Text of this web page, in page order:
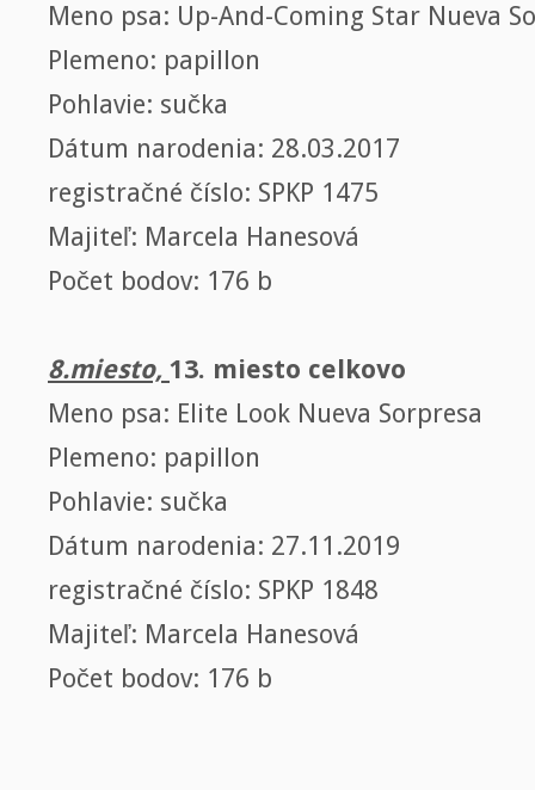
Meno psa: Up-And-Coming Star Nueva
Plemeno: papillon
Pohlavie: sučka
Dátum narodenia: 28.03.2017
registračné číslo: SPKP 1475
Majiteľ: Marcela Hanesová
Počet bodov: 176 b
8.miesto, 13. miesto celkovo
Meno psa: Elite Look Nueva Sorpresa
Plemeno: papillon
Pohlavie: sučka
Dátum narodenia: 27.11.2019
registračné číslo: SPKP 1848
Majiteľ: Marcela Hanesová
Počet bodov: 176 b